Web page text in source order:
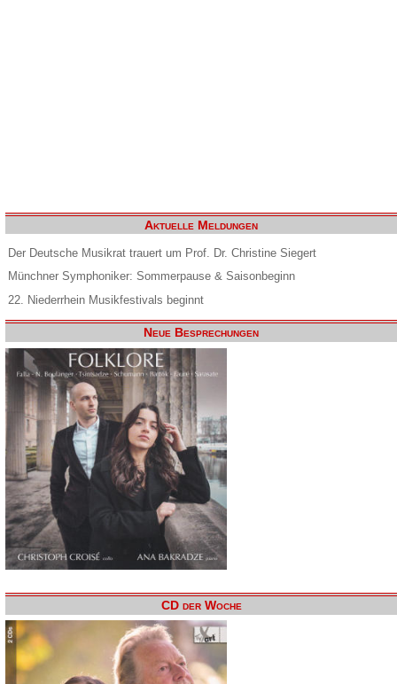
Aktuelle Meldungen
Der Deutsche Musikrat trauert um Prof. Dr. Christine Siegert
Münchner Symphoniker: Sommerpause & Saisonbeginn
22. Niederrhein Musikfestivals beginnt
Neue Besprechungen
CD der Woche